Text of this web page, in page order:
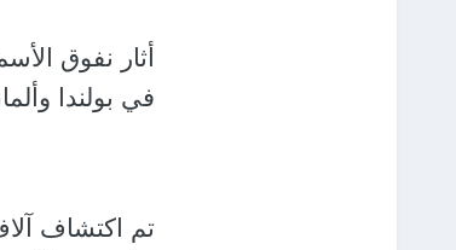
أثار نفوق
في بولندا
تم اكتشاف